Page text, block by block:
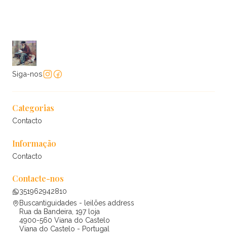
Siga-nos
Categorias
Contacto
Informação
Contacto
Contacte-nos
351962942810
Buscantiguidades - leilões address
Rua da Bandeira, 197 loja
4900-560 Viana do Castelo
Viana do Castelo - Portugal